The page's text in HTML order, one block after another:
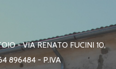
- VIA RENATO FUCINI 10,
896484 - P.IVA